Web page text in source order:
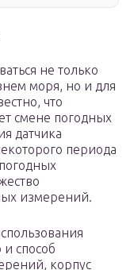
не только
моря, но и для
что
смене погодных
датчика
периода
измерений.
и способ
корпус